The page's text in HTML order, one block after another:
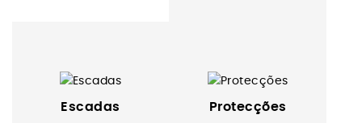
Escadas Protecções